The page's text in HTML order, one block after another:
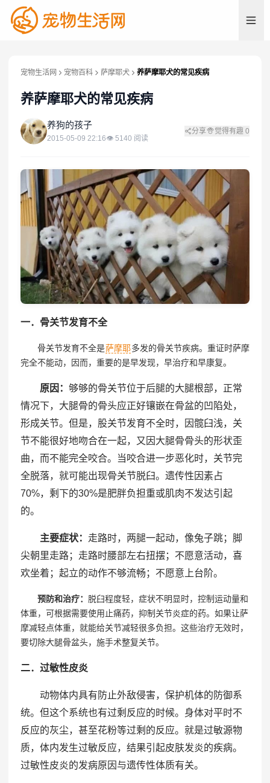
宠物生活网 宠物百科 萨摩耶犬 养萨摩耶犬的常见疾病
养萨摩耶犬的常见疾病
养 养狗的孩子
2015-05-09 22:16👁 5140 阅读
分享 觉得有趣 0
一．骨关节发育不全
骨关节发育不全是萨摩耶多发的骨关节疾病。重证时萨摩
完全不能动，因而，重要的是早发现，早治疗和早康复。
原因： 够够的骨关节位于后腿的大腿根部，正常
情况下，大腿骨的骨头应正好镶嵌在骨盆的凹陷处，
形成关节。但是，股关节发育不全时，因髋臼浅，关
节不能很好地吻合在一起，又因大腿骨骨头的形状歪
曲，而不能完全咬合。当咬合进一步恶化时，关节完
全脱落，就可能出现骨关节脱臼。遗传性因素占
70%，剩下的30%是肥胖负担重或肌肉不发达引起
的。
主要症状： 走路时，两腿一起动，像兔子跳；脚
尖朝里走路；走路时腰部左右扭摆；不愿意活动，喜
欢坐着；起立的动作不够流畅；不愿意上台阶。
预防和治疗： 脱臼程度轻，症状不明显时，控制运动量和
体重，可根据需要使用止痛药，抑制关节炎症的药。如果让萨
摩减轻点体重，就能给关节减轻很多负担。这些治疗无效时，
要切除大腿骨盆头，施手术整复关节。
二．过敏性皮炎
动物体内具有防止外敌侵害，保护机体的防御系
统。但这个系统也有过剩反应的时候。身体对平时不
反应的灰尘，甚至花粉等过剩的反应。就是过敏源物
质，体内发生过敏反应，结果引起皮肤发炎的疾病。
过敏性皮炎的发病原因与遗传性体质有关。